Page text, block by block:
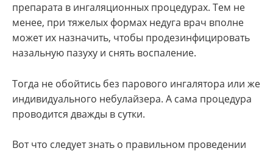
препарата в ингаляционных процедурах. Тем не
менее, при тяжелых формах недуга врач вполне
может их назначить, чтобы продезинфицировать
назальную пазуху и снять воспаление.
Тогда не обойтись без парового ингалятора или же
индивидуального небулайзера. А сама процедура
проводится дважды в сутки.
Вот что следует знать о правильном проведении